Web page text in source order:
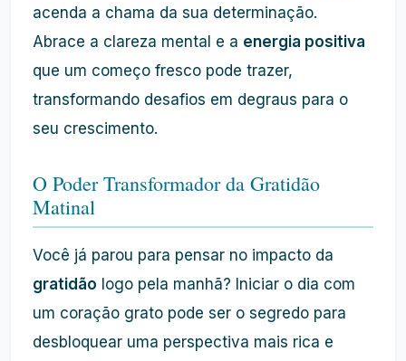
acenda a chama da sua determinação.
Abrace a clareza mental e a energia positiva
que um começo fresco pode trazer,
transformando desafios em degraus para o
seu crescimento.
O Poder Transformador da Gratidão
Matinal
Você já parou para pensar no impacto da
gratidão logo pela manhã? Iniciar o dia com
um coração grato pode ser o segredo para
desbloquear uma perspectiva mais rica e